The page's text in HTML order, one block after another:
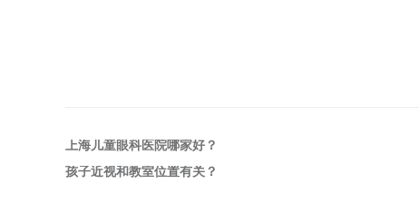
上海儿童眼科医院哪家好？
孩子近视和教室位置有关？